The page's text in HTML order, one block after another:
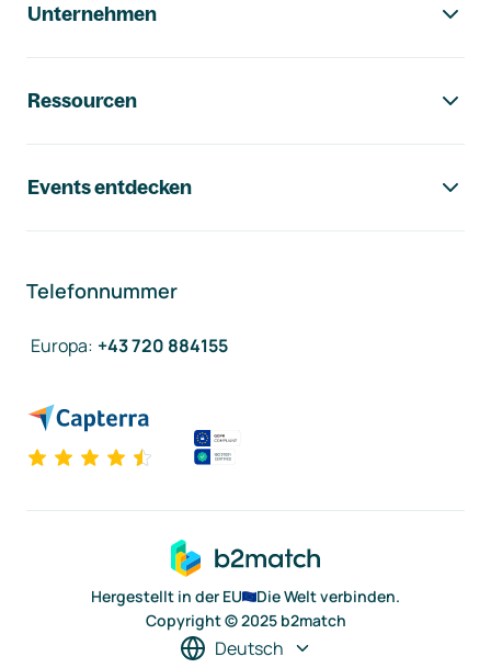
Unternehmen
Ressourcen
Events entdecken
Telefonnummer
Europa: +43 720 884155
Hergestellt in der EU
Die Welt verbinden.
Copyright © 2025 b2match
Deutsch